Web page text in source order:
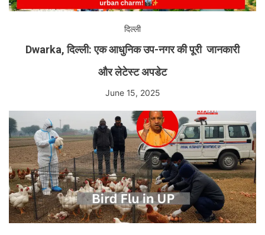
दिल्ली
Dwarka, दिल्ली: एक आधुनिक उप-नगर की पूरी जानकारी
और लेटेस्ट अपडेट
June 15, 2025